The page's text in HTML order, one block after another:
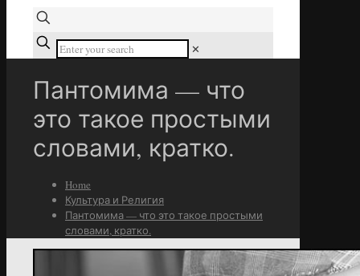
✕
Пантомима — что
это такое простыми
словами, кратко.
Home
Культура и Религия
Пантомима — что это такое простыми
словами, кратко.